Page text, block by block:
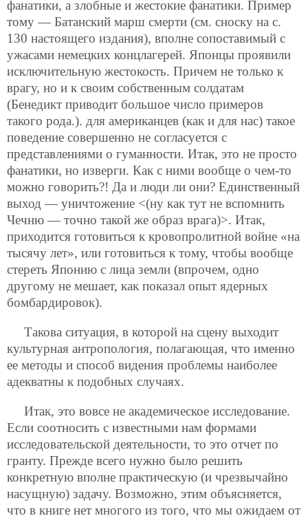
фанатики, а злобные и жестокие фанатики. Пример
тому — Батанский марш смерти (см. сноску на с.
130 настоящего издания), вполне сопоставимый с
ужасами немецких концлагерей. Японцы проявили
исключительную жестокость. Причем не только к
врагу, но и к своим собственным солдатам
(Бенедикт приводит большое число примеров
такого рода.). для американцев (как и для нас) такое
поведение совершенно не согласуется с
представлениями о гуманности. Итак, это не просто
фанатики, но изверги. Как с ними вообще о чем-то
можно говорить?! Да и люди ли они? Единственный
выход — уничтожение <(ну как тут не вспомнить
Чечню — точно такой же образ врага)>. Итак,
приходится готовиться к кровопролитной войне «на
тысячу лет», или готовиться к тому, чтобы вообще
стереть Японию с лица земли (впрочем, одно
другому не мешает, как показал опыт ядерных
бомбардировок).
Такова ситуация, в которой на сцену выходит
культурная антропология, полагающая, что именно
ее методы и способ видения проблемы наиболее
адекватны к подобных случаях.
Итак, это вовсе не академическое исследование.
Если соотносить с известными нам формами
исследовательской деятельности, то это отчет по
гранту. Прежде всего нужно было решить
конкретную вполне практическую (и чрезвычайно
насущную) задачу. Возможно, этим объясняется,
что в книге нет многого из того, что мы ожидаем от